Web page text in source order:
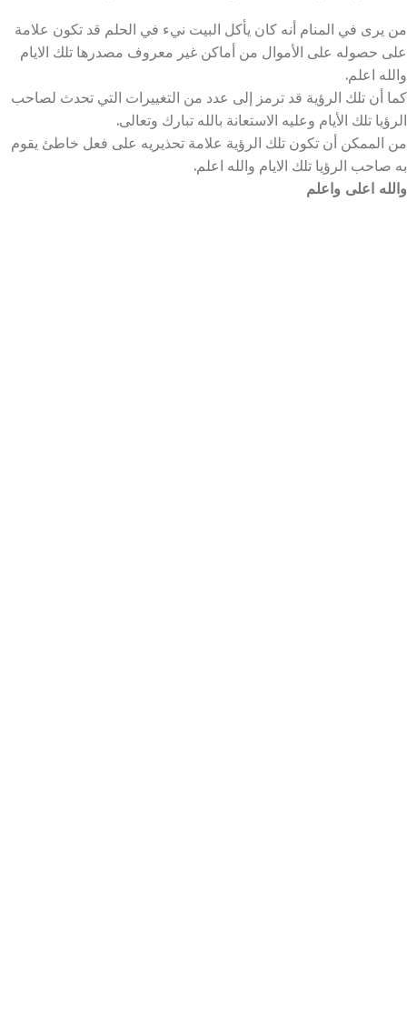
من يرى في المنام أنه كان يأكل البيت نيء في الحلم قد تكون علامة
على حصوله على الأموال من أماكن غير معروف مصدرها تلك الايام
والله اعلم.
كما أن تلك الرؤية قد ترمز إلى عدد من التغييرات التي تحدث لصاحب
الرؤيا تلك الأيام وعليه الاستعانة بالله تبارك وتعالى.
من الممكن أن تكون تلك الرؤية علامة تحذيريه على فعل خاطئ يقوم
به صاحب الرؤيا تلك الايام والله اعلم.
والله اعلى واعلم